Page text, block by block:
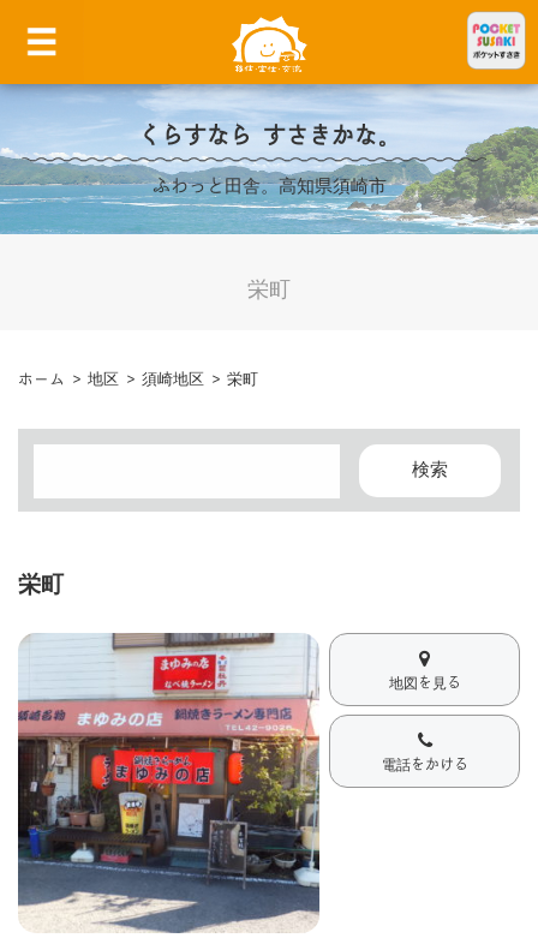
くらすなら すさきかな。
ふわっと田舎。高知県須崎市
栄町
ホーム > 地区 > 須崎地区 > 栄町
栄町
地図を見る
電話をかける